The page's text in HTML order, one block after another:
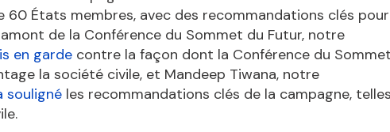
États membres, avec des recommandations clés pour
de la Conférence du Sommet du Futur, notre
en garde contre la façon dont la Conférence du Sommet
la société civile, et Mandeep Tiwana, notre
souligné les recommandations clés de la campagne, telles